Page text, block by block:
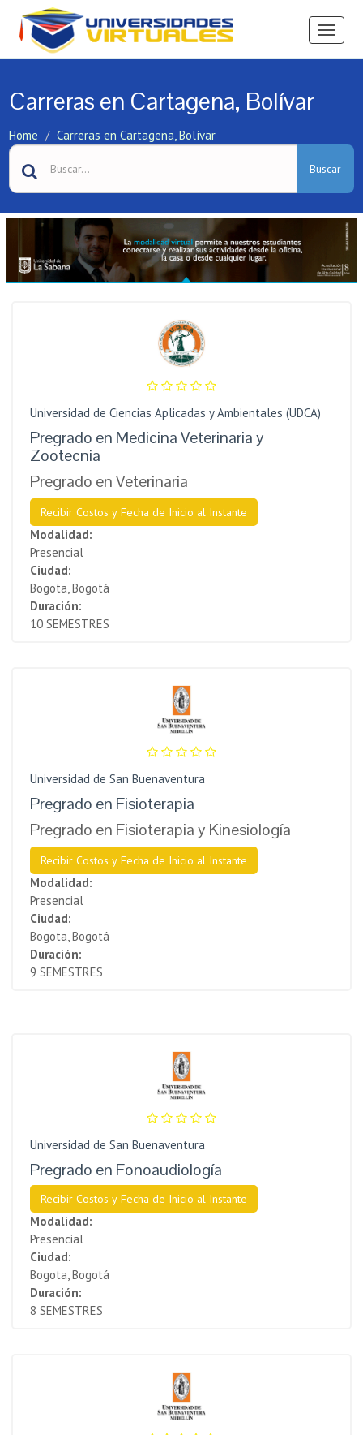
Ver
Carreras en Cartagena, Bolívar
Home Carreras en Cartagena, Bolívar
Buscar
Universidad de Ciencias Aplicadas y Ambientales (UDCA)
Pregrado en Medicina Veterinaria y
Zootecnia
Pregrado en Veterinaria
Recibir Costos y Fecha de Inicio al Instante
Modalidad:
Presencial
Ciudad:
Bogota, Bogotá
Duración:
10 SEMESTRES
Universidad de San Buenaventura
Pregrado en Fisioterapia
Pregrado en Fisioterapia y Kinesiología
Recibir Costos y Fecha de Inicio al Instante
Modalidad:
Presencial
Ciudad:
Bogota, Bogotá
Duración:
9 SEMESTRES
Universidad de San Buenaventura
Pregrado en Fonoaudiología
Recibir Costos y Fecha de Inicio al Instante
Modalidad:
Presencial
Ciudad:
Bogota, Bogotá
Duración:
8 SEMESTRES